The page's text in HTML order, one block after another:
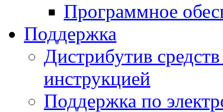
Программное
Поддержка
Дистрибутив
инструкцией
Поддержка по